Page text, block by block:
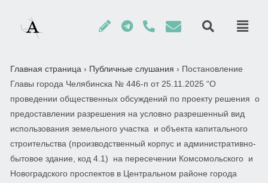
Главная страница › Публичные слушания › Постановление
Главы города Челябинска № 446-п от 25.11.2025 “О
проведении общественных обсуждений по проекту решения о
предоставлении разрешения на условно разрешенный вид
использования земельного участка и объекта капитального
строительства (производственный корпус и административно-
бытовое здание, код 4.1) на пересечении Комсомольского и
Новоградского проспектов в Центральном районе города